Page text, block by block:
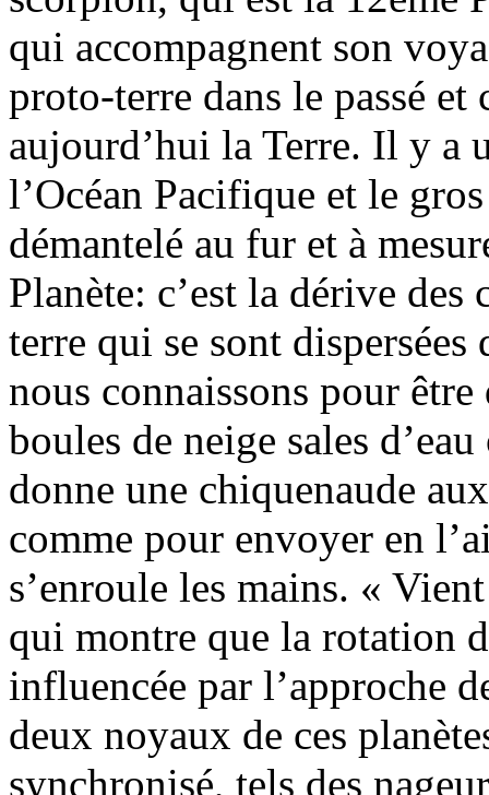
qui accompagnent son
proto-terre dans le passé et
aujourd’hui la Terre. Il y a
l’Océan Pacifique et le
démantelé au fur et à
Planète: c’est la dérive
terre qui se sont dispersées
nous connaissons pour
boules de neige sales
donne une chiquenaude
comme pour envoyer en
s’enroule les mains. «
qui montre que la rotation
influencée par l’approche
deux noyaux de ces
synchronisé, tels des